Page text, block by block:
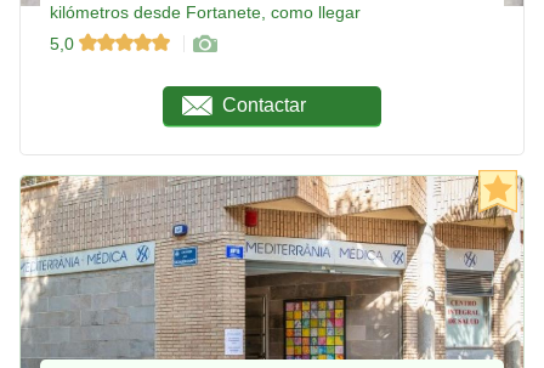
kilómetros desde Fortanete, como llegar
5,0
Contactar